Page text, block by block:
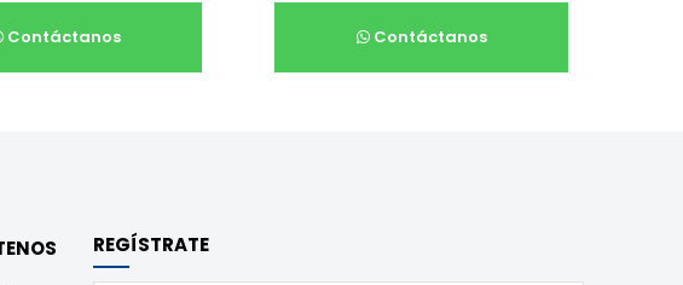
Contáctanos Contáctanos
REGÍSTRATE